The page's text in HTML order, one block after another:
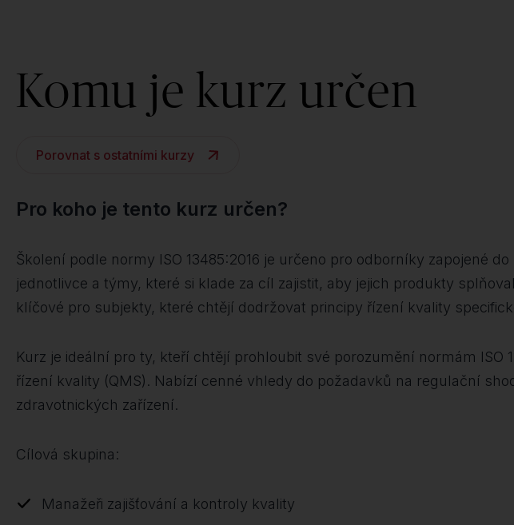
Komu je kurz určen
Porovnat s ostatními kurzy
Pro koho je tento kurz určen?
Školení podle normy ISO 13485:2016 je určeno pro odborníky zapojené
jednotlivce a týmy, které si klade za cíl zajistit, aby jejich produkty
klíčové pro subjekty, které chtějí dodržovat principy řízení kvality
Kurz je ideální pro ty, kteří chtějí prohloubit své porozumění normám
řízení kvality (QMS). Nabízí cenné vhledy do požadavků na regulační
zdravotnických zařízení.
Cílová skupina:
Manažeři zajišťování a kontroly kvality